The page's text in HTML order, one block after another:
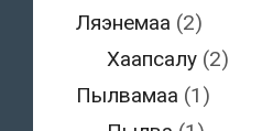
Ляэнемаа (2)
Хаапсалу (2)
Пылвамаа (1)